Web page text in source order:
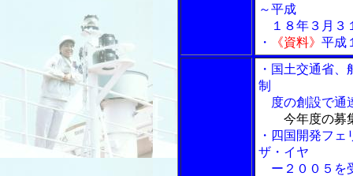
～平成
１８年３月３
・
《資料》 平成
・国土交通省
制
度の創設で通
今年度の募
・四国開発フ
ザ・イヤ
ー２００５を